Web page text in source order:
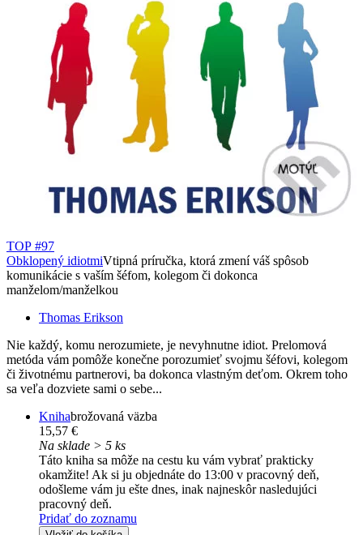
TOP #97
Obklopený idiotmiVtipná príručka, ktorá zmení váš spôsob
komunikácie s vaším šéfom, kolegom či dokonca
manželom/manželkou
Thomas Erikson
Nie každý, komu nerozumiete, je nevyhnutne idiot. Prelomová
metóda vám pomôže konečne porozumieť svojmu šéfovi, kolegom
či životnému partnerovi, ba dokonca vlastným deťom. Okrem toho
sa veľa dozviete sami o sebe...
Knihabrožovaná väzba
15,57 €
Na sklade > 5 ks
Táto kniha sa môže na cestu ku vám vybrať prakticky
okamžite! Ak si ju objednáte do 13:00 v pracovný deň,
odošleme vám ju ešte dnes, inak najneskôr nasledujúci
pracovný deň.
Pridať do zoznamu